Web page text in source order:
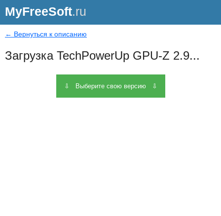
MyFreeSoft.ru
← Вернуться к описанию
Загрузка TechPowerUp GPU-Z 2.9...
⇩ Выберите свою версию ⇩